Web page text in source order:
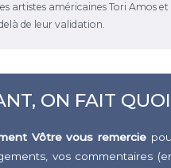
artistes américaines Tori Amos
de leur validation.
ON FAIT
Vôtre vous remercie
vos commentaires